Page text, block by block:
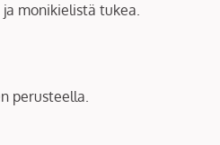
monikielistä tukea.
perusteella.